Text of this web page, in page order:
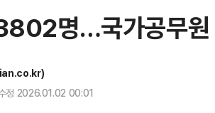
명…국가공무
정 2026.01.02 00:01